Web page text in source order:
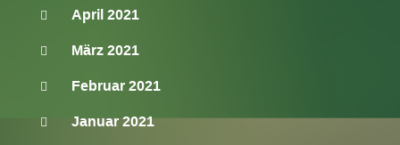
April 2021
März 2021
Februar 2021
Januar 2021